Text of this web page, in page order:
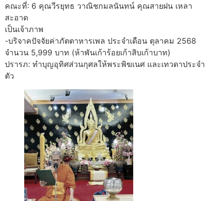
คณะที่: 6 คุณวีรยุทธ วาณิชกมลนันทน์ คุณสายฝน เหลา
สะอาด
เป็นเจ้าภาพ
-บริจาคปัจจัยค่าภัตตาหารเพล ประจำเดือน ตุลาคม 2568
จำนวน 5,999 บาท (ห้าพันเก้าร้อยเก้าสิบเก้าบาท)
ปรารภ: ทำบุญอุทิศส่วนกุศลให้พระพิฆเนศ และเทวดาประจำ
ตัว